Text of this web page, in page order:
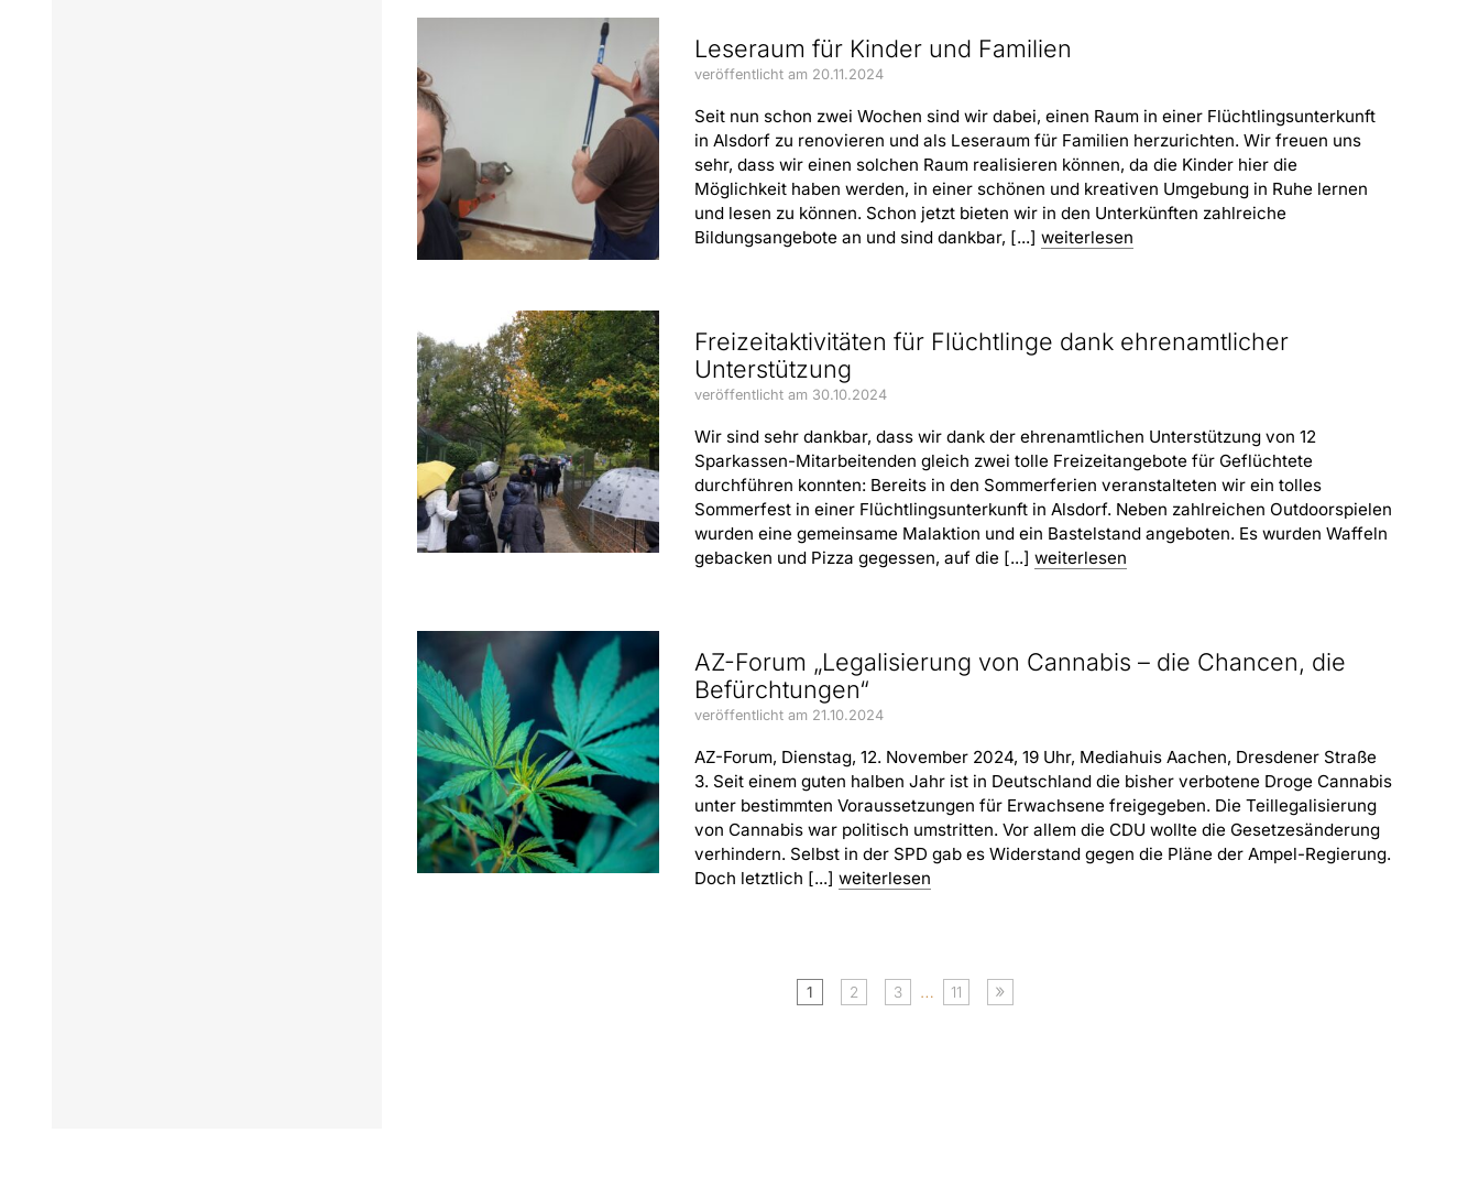
Leseraum für Kinder und Familien
veröffentlicht am 20.11.2024
Seit nun schon zwei Wochen sind wir dabei, einen Raum in einer Flüchtlingsunterkunft
in Alsdorf zu renovieren und als Leseraum für Familien herzurichten. Wir freuen uns
sehr, dass wir einen solchen Raum realisieren können, da die Kinder hier die
Möglichkeit haben werden, in einer schönen und kreativen Umgebung in Ruhe lernen
und lesen zu können. Schon jetzt bieten wir in den Unterkünften zahlreiche
Bildungsangebote an und sind dankbar, [...] weiterlesen
Freizeitaktivitäten für Flüchtlinge dank ehrenamtlicher
Unterstützung
veröffentlicht am 30.10.2024
Wir sind sehr dankbar, dass wir dank der ehrenamtlichen Unterstützung von 12
Sparkassen-Mitarbeitenden gleich zwei tolle Freizeitangebote für Geflüchtete
durchführen konnten: Bereits in den Sommerferien veranstalteten wir ein tolles
Sommerfest in einer Flüchtlingsunterkunft in Alsdorf. Neben zahlreichen Outdoorspielen
wurden eine gemeinsame Malaktion und ein Bastelstand angeboten. Es wurden Waffeln
gebacken und Pizza gegessen, auf die [...] weiterlesen
AZ-Forum „Legalisierung von Cannabis – die Chancen, die
Befürchtungen“
veröffentlicht am 21.10.2024
AZ-Forum, Dienstag, 12. November 2024, 19 Uhr, Mediahuis Aachen, Dresdener Straße
3. Seit einem guten halben Jahr ist in Deutschland die bisher verbotene Droge Cannabis
unter bestimmten Voraussetzungen für Erwachsene freigegeben. Die Teillegalisierung
von Cannabis war politisch umstritten. Vor allem die CDU wollte die Gesetzesänderung
verhindern. Selbst in der SPD gab es Widerstand gegen die Pläne der Ampel-Regierung.
Doch letztlich [...] weiterlesen
1 2 3 … 11 »